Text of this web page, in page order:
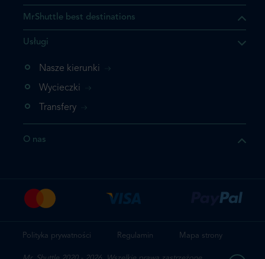
którego szukasz jest już
nie chcesz dodawać go
MrShuttle best destinations
Usługi
Nasze kierunki
Wycieczki
Transfery
O nas
Polityka prywatności Regulamin Mapa strony